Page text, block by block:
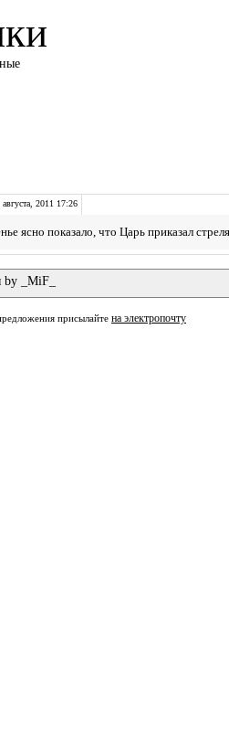
августа, 2011 17:26
ясно показало, что Царь приказал
_MiF_
присылайте на электропочту